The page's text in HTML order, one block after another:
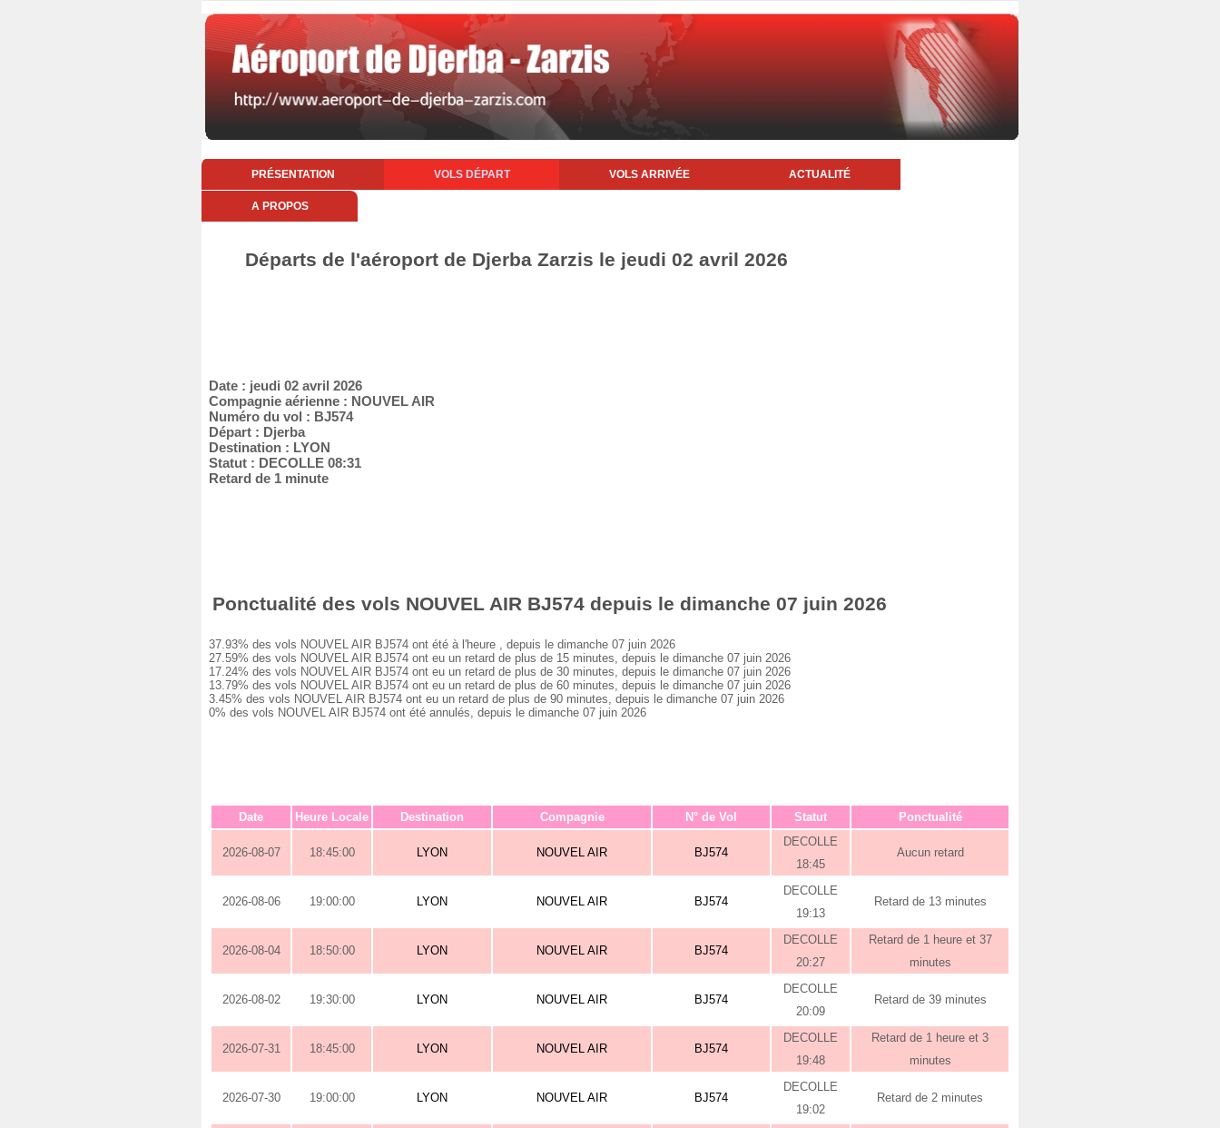
PRÉSENTATION VOLS DÉPART VOLS ARRIVÉE ACTUALITÉ
A PROPOS
Départs de l'aéroport de Djerba Zarzis le jeudi 02 avril 2026
Date : jeudi 02 avril 2026
Compagnie aérienne : NOUVEL AIR
Numéro du vol : BJ574
Départ : Djerba
Destination : LYON
Statut : DECOLLE 08:31
Retard de 1 minute
Ponctualité des vols NOUVEL AIR BJ574 depuis le dimanche 07 juin 2026
37.93% des vols NOUVEL AIR BJ574 ont été à l'heure , depuis le dimanche 07 juin 2026
27.59% des vols NOUVEL AIR BJ574 ont eu un retard de plus de 15 minutes, depuis le dimanche 07 juin 2026
17.24% des vols NOUVEL AIR BJ574 ont eu un retard de plus de 30 minutes, depuis le dimanche 07 juin 2026
13.79% des vols NOUVEL AIR BJ574 ont eu un retard de plus de 60 minutes, depuis le dimanche 07 juin 2026
3.45% des vols NOUVEL AIR BJ574 ont eu un retard de plus de 90 minutes, depuis le dimanche 07 juin 2026
0% des vols NOUVEL AIR BJ574 ont été annulés, depuis le dimanche 07 juin 2026
Date Heure Locale Destination Compagnie N° de Vol Statut Ponctualité
2026-08-07 18:45:00 LYON NOUVEL AIR BJ574
DECOLLE
18:45
Aucun retard
2026-08-06 19:00:00 LYON NOUVEL AIR BJ574
DECOLLE
19:13
Retard de 13 minutes
2026-08-04 18:50:00 LYON NOUVEL AIR BJ574
DECOLLE
20:27
Retard de 1 heure et 37
minutes
2026-08-02 19:30:00 LYON NOUVEL AIR BJ574
DECOLLE
20:09
Retard de 39 minutes
2026-07-31 18:45:00 LYON NOUVEL AIR BJ574
DECOLLE
19:48
Retard de 1 heure et 3
minutes
2026-07-30 19:00:00 LYON NOUVEL AIR BJ574
DECOLLE
19:02
Retard de 2 minutes